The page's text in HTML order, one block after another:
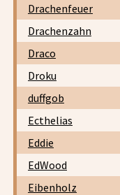
Drachenfeuer
Drachenzahn
Draco
Droku
duffgob
Ecthelias
Eddie
EdWood
Eibenholz